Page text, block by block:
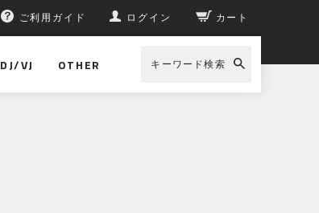
ご利用ガイド ログイン カート
DJ/VJ OTHER キーワード検索